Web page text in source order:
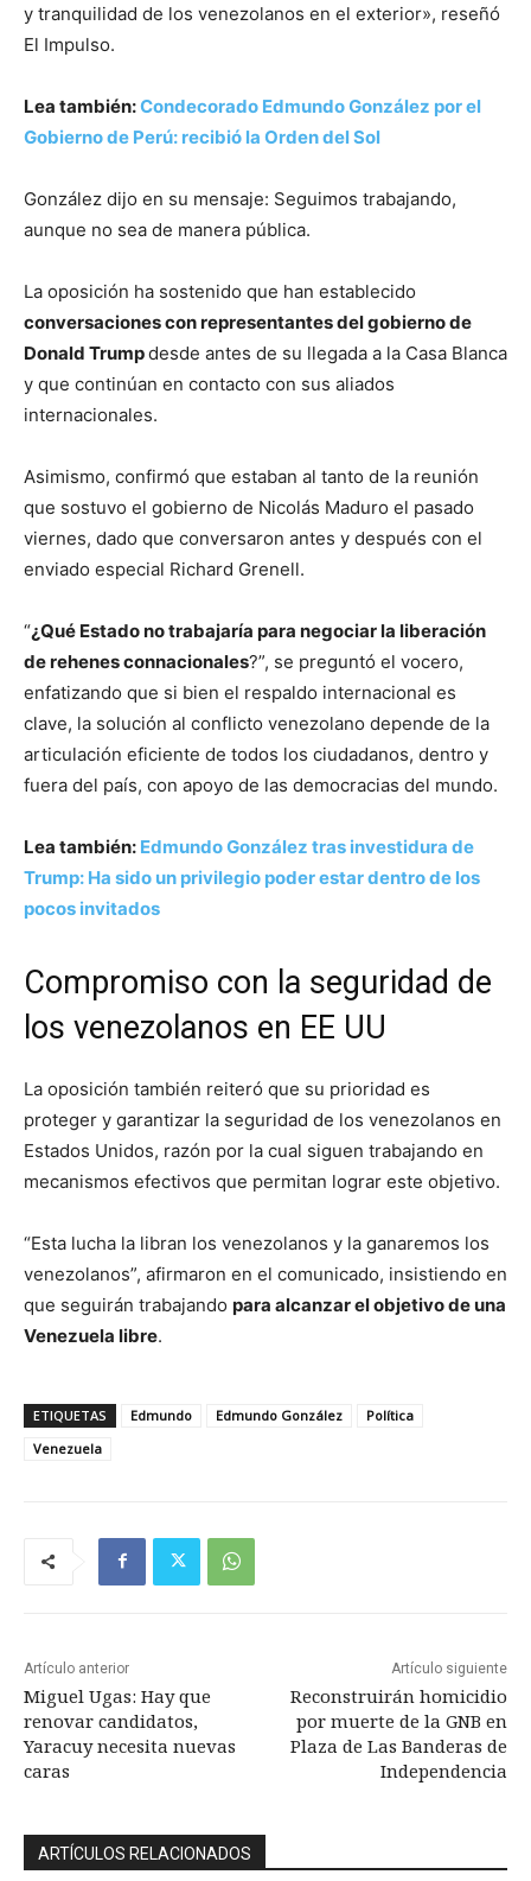
y tranquilidad de los venezolanos en el exterior», reseñó
El Impulso.
Lea también:Condecorado Edmundo González por el
Gobierno de Perú: recibió la Orden del Sol
González dijo en su mensaje: Seguimos trabajando,
aunque no sea de manera pública.
La oposición ha sostenido que han establecido
conversaciones con representantes del gobierno de
Donald Trumpdesde antes de su llegada a la Casa Blanca
y que continúan en contacto con sus aliados
internacionales.
Asimismo, confirmó que estaban al tanto de la reunión
que sostuvo el gobierno de Nicolás Maduro el pasado
viernes, dado que conversaron antes y después con el
enviado especial Richard Grenell.
“¿Qué Estado no trabajaría para negociar la liberación
de rehenes connacionales?”, se preguntó el vocero,
enfatizando que si bien el respaldo internacional es
clave, la solución al conflicto venezolano depende de la
articulación eficiente de todos los ciudadanos, dentro y
fuera del país, con apoyo de las democracias del mundo.
Lea también: Edmundo González tras investidura de
Trump: Ha sido un privilegio poder estar dentro de los
pocos invitados
Compromiso con la seguridad de
los venezolanos en EE UU
La oposición también reiteró que su prioridad es
proteger y garantizar la seguridad de los venezolanos en
Estados Unidos, razón por la cual siguen trabajando en
mecanismos efectivos que permitan lograr este objetivo.
“Esta lucha la libran los venezolanos y la ganaremos los
venezolanos”, afirmaron en el comunicado, insistiendo en
que seguirán trabajando para alcanzar el objetivo de una
Venezuela libre.
ETIQUETAS Edmundo Edmundo González
Política
Venezuela
Artículo anterior
Miguel Ugas: Hay que
renovar candidatos,
Yaracuy necesita nuevas
caras
Artículo siguiente
Reconstruirán homicidio
por muerte de la GNB en
Plaza de Las Banderas de
Independencia
ARTÍCULOS RELACIONADOS